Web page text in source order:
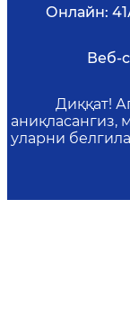
Онлайн: 41
Веб-
Диққат!
аниқласангиз,
уларни